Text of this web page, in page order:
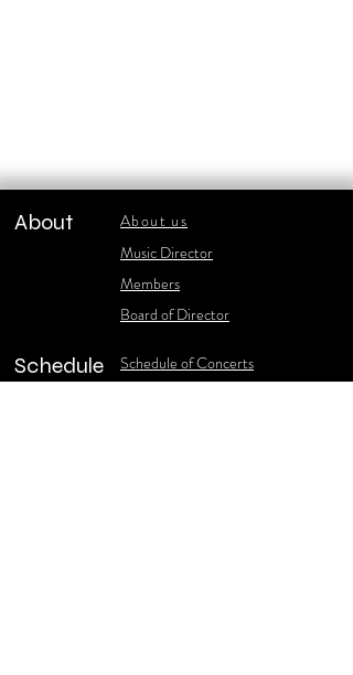
About
About us
​Music Director
​Members
Board of Director
Schedule
Schedule of Concerts